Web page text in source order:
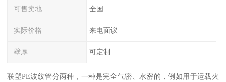
可售卖地 全国
实际价格 来电面议
壁厚 可定制
联塑PE波纹管分两种，一种是完全气密、水密的，例如用于运载火